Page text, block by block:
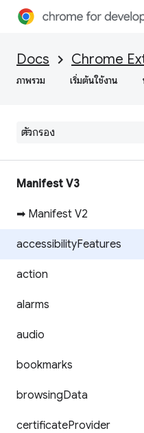
Docs Chrome
ภาพรวม เริ่มต้นใช้งาน
Manifest V3
➡ Manifest V2
accessibilityFeatures
action
alarms
audio
bookmarks
browsingData
certificateProvider